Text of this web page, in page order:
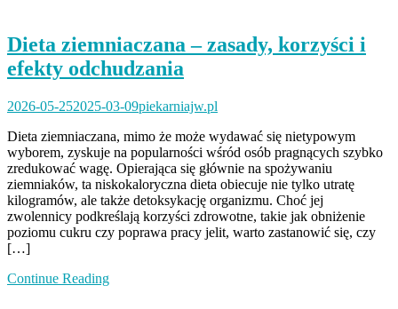
Dieta ziemniaczana – zasady, korzyści i
efekty odchudzania
2026-05-252025-03-09piekarniajw.pl
Dieta ziemniaczana, mimo że może wydawać się nietypowym
wyborem, zyskuje na popularności wśród osób pragnących szybko
zredukować wagę. Opierająca się głównie na spożywaniu
ziemniaków, ta niskokaloryczna dieta obiecuje nie tylko utratę
kilogramów, ale także detoksykację organizmu. Choć jej
zwolennicy podkreślają korzyści zdrowotne, takie jak obniżenie
poziomu cukru czy poprawa pracy jelit, warto zastanowić się, czy
[…]
Continue Reading